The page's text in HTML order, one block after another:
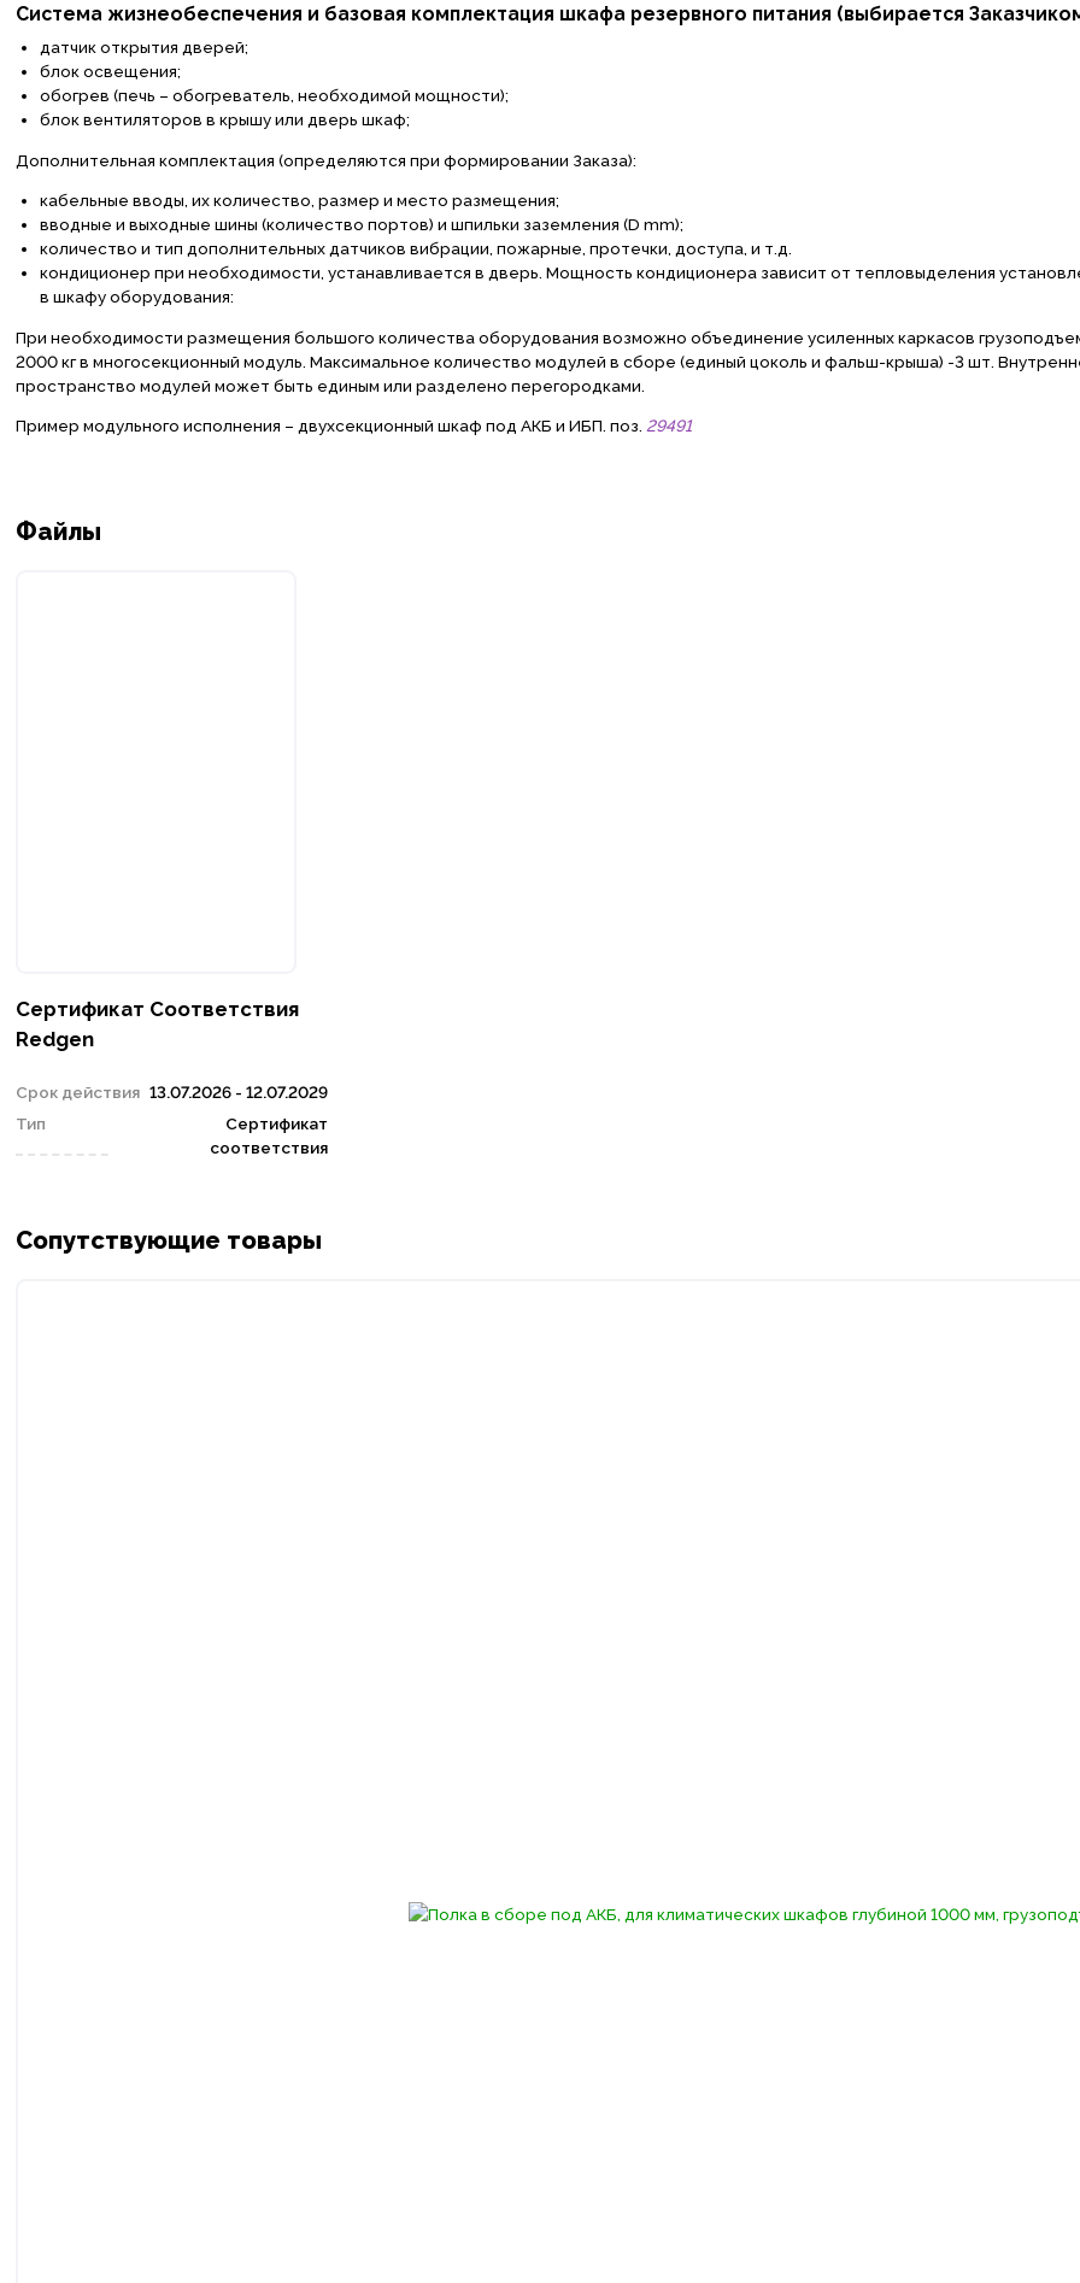
Система жизнеобеспечения и базовая комплектация шкафа резервного питания (выбирается
датчик открытия дверей;
блок освещения;
обогрев (печь – обогреватель, необходимой мощности);
блок вентиляторов в крышу или дверь шкаф;
Дополнительная комплектация (определяются при формировании Заказа):
кабельные вводы, их количество, размер и место размещения;
вводные и выходные шины (количество портов) и шпильки заземления (D mm);
количество и тип дополнительных датчиков вибрации, пожарные, протечки, доступа, и т.д.
кондиционер при необходимости, устанавливается в дверь. Мощность кондиционера зависит от тепловыделения
в шкафу оборудования:
При необходимости размещения большого количества оборудования возможно объединение усиленных каркасов
2000 кг в многосекционный модуль. Максимальное количество модулей в сборе (единый цоколь и фальш-крыша) -3 шт.
пространство модулей может быть единым или разделено перегородками.
Пример модульного исполнения – двухсекционный шкаф под АКБ и ИБП. поз. 29491
Файлы
Сертификат Соответствия
Redgen
Срок действия 13.07.2026 - 12.07.2029
Тип
Сертификат
соответствия
Сопутствующие товары